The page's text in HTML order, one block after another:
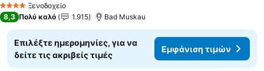
4 ΑστέριαΞενοδοχείο
8,3 Πολύ καλό 1.915 Bad Muskau
Επιλέξτε ημερομηνίες, για να
δείτε τις ακριβείς τιμές
Εμφάνιση τιμών